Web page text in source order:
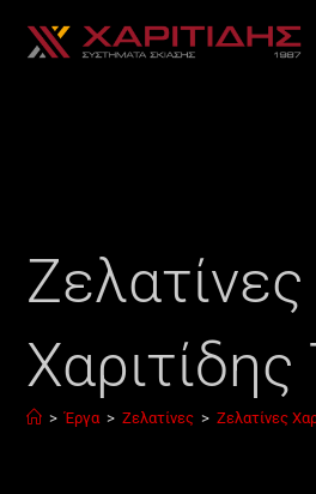
Ζελατίνες
> Έργα > Ζελατίνες > Ζελατίνες